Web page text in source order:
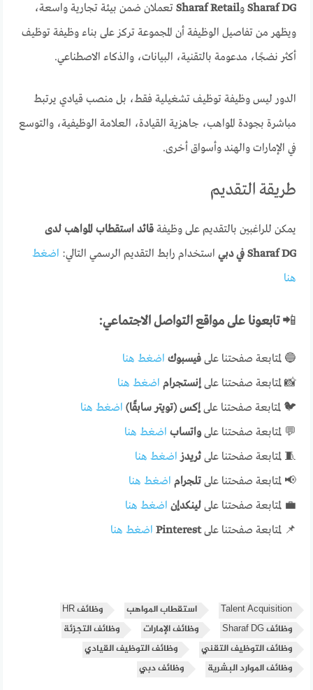
Sharaf DG وSharaf Retail تعملان ضمن بيئة تجارية واسعة،
ويظهر من تفاصيل الوظيفة أن المجموعة تركز على بناء وظيفة توظيف
أكثر نضجًا، مدعومة بالتقنية، البيانات، والذكاء الاصطناعي.
الدور ليس وظيفة توظيف تشغيلية فقط، بل منصب قيادي يرتبط
مباشرة بجودة المواهب، جاهزية القيادة، العلامة الوظيفية، والتوسع
في الإمارات والهند وأسواق أخرى.
طريقة التقديم
يمكن للراغبين بالتقديم على وظيفةقائد استقطاب المواهب لدى
Sharaf DG في دبي
استخدام رابط التقديم الرسمي التالي: اضغط
هنا
📲تابعونا على مواقع التواصل الاجتماعي:
🔵 لمتابعة صفحتنا علىفيسبوك اضغط هنا
📸 لمتابعة صفحتنا علىإنستجرام اضغط هنا
🐦 لمتابعة صفحتنا علىإكس (تويتر سابقًا) اضغط هنا
💬 لمتابعة صفحتنا علىواتساب اضغط هنا
🧵 لمتابعة صفحتنا علىثريدز اضغط هنا
📢 لمتابعة صفحتنا علىتلجرام اضغط هنا
💼 لمتابعة صفحتنا علىلينكدإن اضغط هنا
📌 لمتابعة صفحتنا علىPinterest اضغط هنا
Talent Acquisition استقطاب المواهب
وظائف HR
وظائف Sharaf DG
وظائف الإمارات
وظائف التجزئة
وظائف التوظيف التقني
وظائف التوظيف القيادي
وظائف الموارد البشرية
وظائف دبي